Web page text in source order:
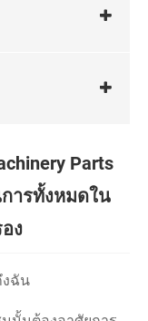
Parts
ารทั้งหมดใน
ง
ฉัน